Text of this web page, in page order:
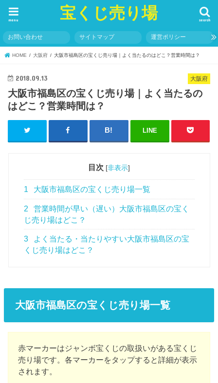
宝くじ売り場 search
menu
お問い合わせ サイトマップ 運営ポリシー
HOME 大阪府 大阪市福島区の宝くじ売り場｜よく当たるのはどこ？営業時間は？
大阪府
2018.09.13
大阪市福島区の宝くじ売り場｜よく当たるの
はどこ？営業時間は？
LINE
目次 [非表示]
1 大阪市福島区の宝くじ売り場一覧
2
営業時間が早い（遅い）大阪市福島区の宝く
じ売り場はどこ？
3
よく当たる・当たりやすい大阪市福島区の宝
くじ売り場はどこ？
大阪市福島区の宝くじ売り場一覧
赤マーカーはジャンボ宝くじの取扱いがある宝くじ
売り場です。各マーカーをタップすると詳細が表示
されます。